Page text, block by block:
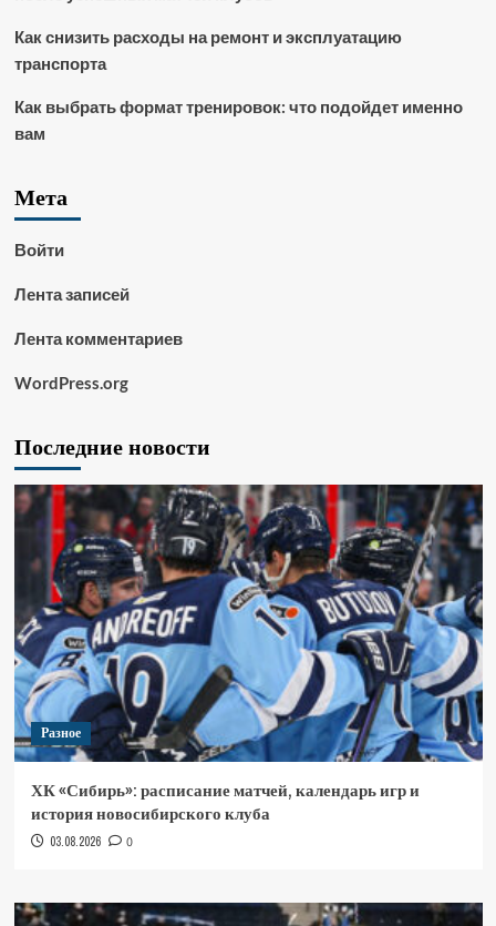
Как снизить расходы на ремонт и эксплуатацию
транспорта
Как выбрать формат тренировок: что подойдет именно
вам
Мета
Войти
Лента записей
Лента комментариев
WordPress.org
Последние новости
Разное
ХК «Сибирь»: расписание матчей, календарь игр и
история новосибирского клуба
03.08.2026 0